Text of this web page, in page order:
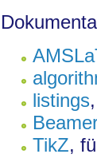
listings
Beamer
TikZ,